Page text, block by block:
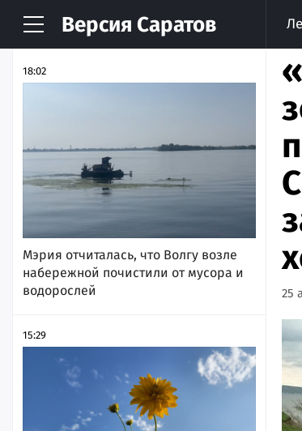
Версия Саратов
НОВОСТИ АРХИВ
18:02
Мэрия отчиталась, что Волгу возле
набережной почистили от мусора и
водорослей
15:29
25